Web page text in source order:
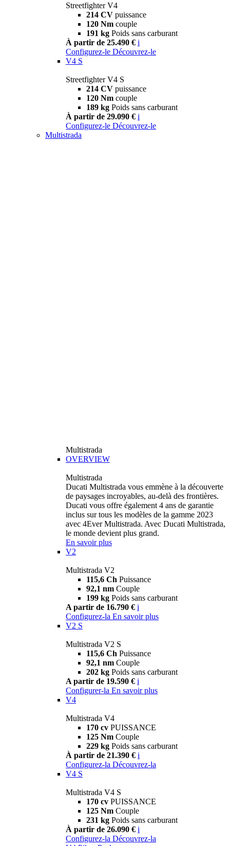
Streetfighter V4
214 CV puissance
120 Nm couple
191 kg Poids sans carburant
À partir de 25.490 € i
Configurez-le Découvrez-le
V4 S
Streetfighter V4 S
214 CV puissance
120 Nm couple
189 kg Poids sans carburant
À partir de 29.090 € i
Configurez-le Découvrez-le
Multistrada
Multistrada
OVERVIEW
Multistrada
Ducati Multistrada vous emmène à la découverte
de paysages incroyables, au-delà des frontières.
Ducati vous offre également 4 ans de garantie
inclus sur tous les modèles de la gamme 2023
avec 4Ever Multistrada. Avec Ducati Multistrada,
le monde devient plus grand.
En savoir plus
V2
Multistrada V2
115,6 Ch Puissance
92,1 nm Couple
199 kg Poids sans carburant
A partir de 16.790 € i
Configurez-la En savoir plus
V2 S
Multistrada V2 S
115,6 Ch Puissance
92,1 nm Couple
202 kg Poids sans carburant
A partir de 19.590 € i
Configurer-la En savoir plus
V4
Multistrada V4
170 cv PUISSANCE
125 Nm Couple
229 kg Poids sans carburant
À partir de 21.390 € i
Configurez-la Découvrez-la
V4 S
Multistrada V4 S
170 cv PUISSANCE
125 Nm Couple
231 kg Poids sans carburant
À partir de 26.090 € i
Configurez-la Découvrez-la